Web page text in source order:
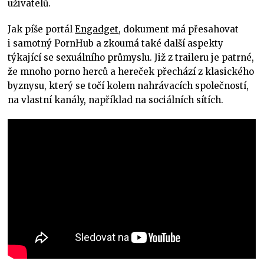
uživatelů.
Jak píše portálEngadget, dokument má přesahovat
i samotný PornHub a zkoumá také další aspekty
týkající se sexuálního průmyslu. Již z traileru je patrné,
že mnoho porno herců a hereček přechází z klasického
byznysu, který se točí kolem nahrávacích společností,
na vlastní kanály, například na sociálních sítích.